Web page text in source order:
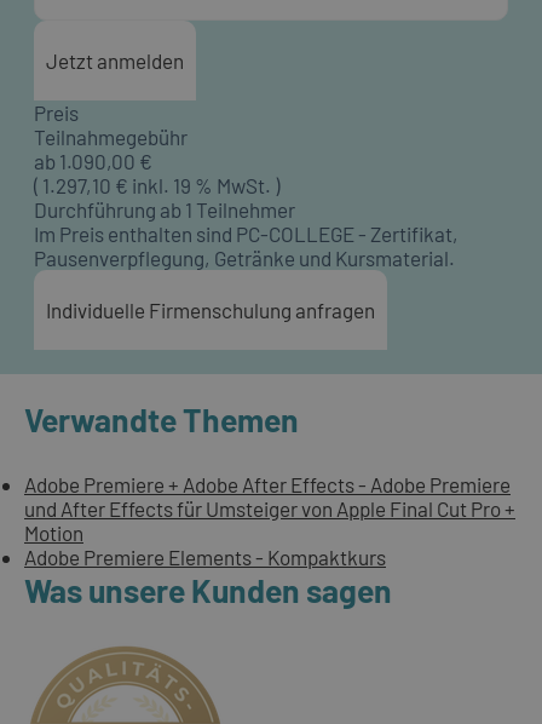
Jetzt anmelden
Preis
Teilnahmegebühr
ab 1.090,00 €
( 1.297,10 € inkl. 19 % MwSt. )
Durchführung ab 1 Teilnehmer
Im Preis enthalten sind PC-COLLEGE - Zertifikat,
Pausenverpflegung, Getränke und Kursmaterial.
Individuelle Firmenschulung anfragen
Verwandte Themen
Adobe Premiere + Adobe After Effects - Adobe Premiere
und After Effects für Umsteiger von Apple Final Cut Pro +
Motion
Adobe Premiere Elements - Kompaktkurs
Was unsere Kunden sagen